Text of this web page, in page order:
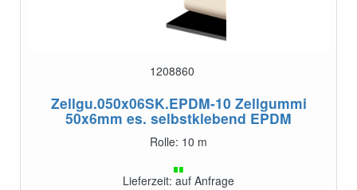
1208860
Zellgu.050x06SK.EPDM-10 Zellgummi
50x6mm es. selbstklebend EPDM
Rolle: 10 m
Lieferzeit: auf Anfrage